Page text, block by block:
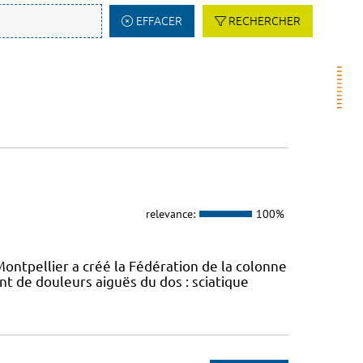
EFFACER RECHERCHER
relevance: 100%
a créé la Fédération de la colonne
de douleurs aiguës du dos : sciatique